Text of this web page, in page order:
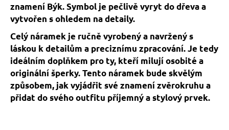
znamení Býk. Symbol je pečlivě vyryt do dřeva a
vytvořen s ohledem na detaily.
Celý náramek je ručně vyrobený a navržený s
láskou k detailům a preciznímu zpracování. Je tedy
ideálním doplňkem pro ty, kteří milují osobité a
originální šperky. Tento náramek bude skvělým
způsobem, jak vyjádřit své znamení zvěrokruhu a
přidat do svého outfitu příjemný a stylový prvek.
D
o
p
o
r
u
č
u